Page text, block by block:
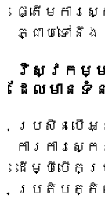
ផ្តើមការ
ភ្ជាប់ទៅនឹង
វិស្វកម្ម​
ដែល​មាន​
ប្រសិនបើអ្
ការការស្ក
ដើម្បីបើកប្
ប្រតិបត្តិព